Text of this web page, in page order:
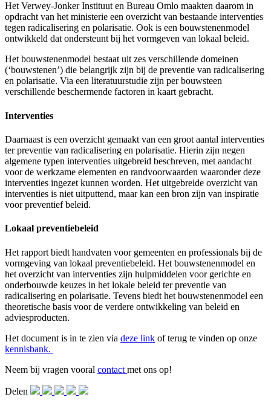
Het Verwey-Jonker Instituut en Bureau Omlo maakten daarom in
opdracht van het ministerie een overzicht van bestaande interventies
tegen radicalisering en polarisatie. Ook is een bouwstenenmodel
ontwikkeld dat ondersteunt bij het vormgeven van lokaal beleid.
Het bouwstenenmodel bestaat uit zes verschillende domeinen
(‘bouwstenen’) die belangrijk zijn bij de preventie van radicalisering
en polarisatie. Via een literatuurstudie zijn per bouwsteen
verschillende beschermende factoren in kaart gebracht.
Interventies
Daarnaast is een overzicht gemaakt van een groot aantal interventies
ter preventie van radicalisering en polarisatie. Hierin zijn negen
algemene typen interventies uitgebreid beschreven, met aandacht
voor de werkzame elementen en randvoorwaarden waaronder deze
interventies ingezet kunnen worden. Het uitgebreide overzicht van
interventies is niet uitputtend, maar kan een bron zijn van inspiratie
voor preventief beleid.
Lokaal preventiebeleid
Het rapport biedt handvaten voor gemeenten en professionals bij de
vormgeving van lokaal preventiebeleid. Het bouwstenenmodel en
het overzicht van interventies zijn hulpmiddelen voor gerichte en
onderbouwde keuzes in het lokale beleid ter preventie van
radicalisering en polarisatie. Tevens biedt het bouwstenenmodel een
theoretische basis voor de verdere ontwikkeling van beleid en
adviesproducten.
Het document is in te zien via deze link of terug te vinden op onze
kennisbank.
Neem bij vragen vooral contact met ons op!
Delen